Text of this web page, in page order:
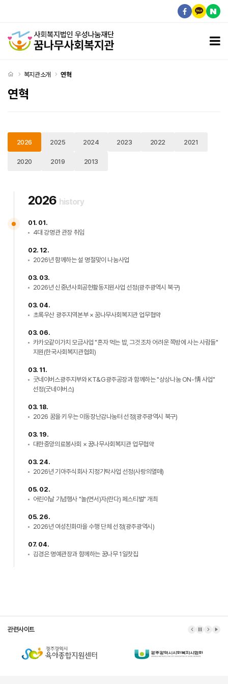
처음으로
복지관소개 연혁
연혁
2026 2025 2024 2023 2022 2021
2020 2019 2013
2026 history
01. 01.
4대 강명관 관장 취임
02. 12.
2026년 함께하는 설 명절맞이 나눔사업
03. 03.
2026년 신중년사회공헌활동지원사업 선정(광주광역시 북구)
03. 04.
초록우산 광주지역본부 × 꿈나무사회복지관 업무협약
03. 06.
카카오같이가치 모금사업 "혼자 먹는 밥, 그것조차 어려운 쪽방에 사는 사람들"
지원(한국사회복지관협회)
03. 11.
굿네이버스광주지부와 KT&G광주공장과 함께하는 "상상나눔 ON-情 사업"
선정(굿네이버스)
03. 18.
2026 꿈을 키우는 이동장난감나눔터 선정(광주광역시 북구)
03. 19.
대한중앙의료봉사회 × 꿈나무사회복지관 업무협약
03. 24.
2026년 기아주식회사 지정기탁사업 선정(사랑의열매)
05. 02.
어린이날 기념행사 "놀(면서)자(란다) 페스티벌" 개최
05. 26.
2026년 여성친화마을 수행 단체 선정(광주광역시)
07. 04.
김경은 명예관장과 함께하는 꿈나무 1일찻집
관련사이트 이전 배너
배너 정지
다음 배
배